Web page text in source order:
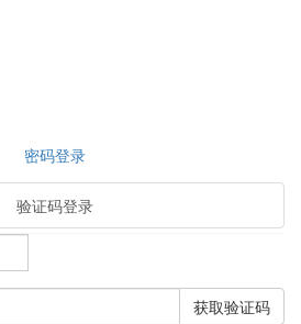
密码登录
验证码登录
获取验证码